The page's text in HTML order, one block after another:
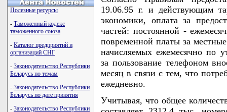
Полезные ресурсы
- Таможенный кодекс
таможенного союза
- Каталог предприятий и
организаций СНГ
- Законодательство Республики
Беларусь по темам
- Законодательство Республики
Беларусь по дате принятия
- Законодательство Республики
19.06.95 г. и действующим
экономики, оплата за
частей: постоянной -
повременной платы за
начисляемых ежемесячно по
за пользование телефоном
месяц в связи с тем, что
ежедневно.
Учитывая, что общее